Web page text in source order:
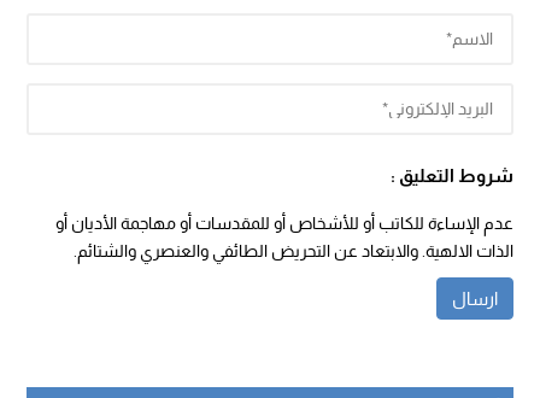
شروط التعليق :
عدم الإساءة للكاتب أو للأشخاص أو للمقدسات أو مهاجمة الأديان أو
الذات الالهية. والابتعاد عن التحريض الطائفي والعنصري والشتائم.